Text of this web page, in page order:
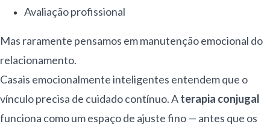
Avaliação profissional
Mas raramente pensamos em manutenção emocional do
relacionamento.
Casais emocionalmente inteligentes entendem que o
vínculo precisa de cuidado contínuo. Aterapia conjugal
funciona como um espaço de ajuste fino — antes que os